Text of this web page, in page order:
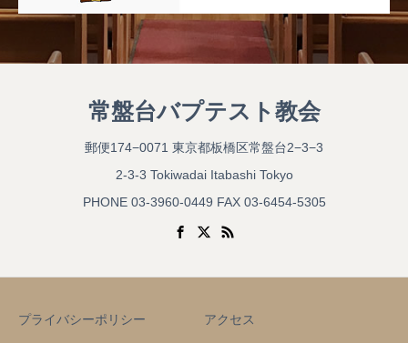
常盤台バプテスト教会
郵便174−0071 東京都板橋区常盤台2−3−3
2-3-3 Tokiwadai Itabashi Tokyo
PHONE 03-3960-0449 FAX 03-6454-5305
プライバシーポリシー アクセス